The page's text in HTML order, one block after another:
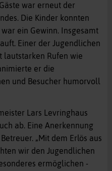
war erneut der
Die Kinder konnten
ein Gewinn. Insgesamt
Einer der Jugendlichen
lautstarken Rufen wie
er die
und Besucher humorvoll
Lars Levringhaus
ab. Eine Anerkennung
„Mit dem Erlös aus
wir den Jugendlichen
ermöglichen -